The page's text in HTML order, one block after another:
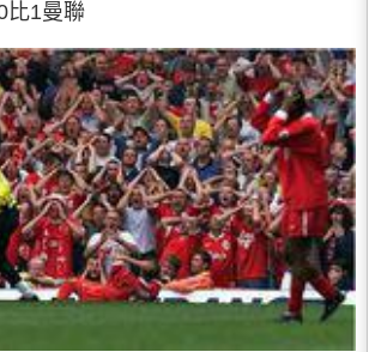
比1曼聯